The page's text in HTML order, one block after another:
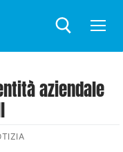
aziendale